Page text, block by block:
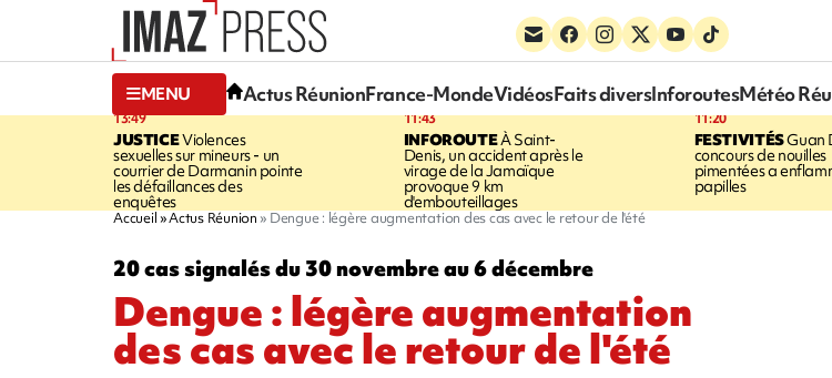
MENU Actus RéunionFrance-MondeVidéosFaits diversInforoutesMétéo
13:49
JUSTICEViolences
sexuelles sur mineurs - un
courrier de Darmanin pointe
les défaillances des
enquêtes
11:43
INFOROUTEÀ Saint-
Denis, un accident après le
virage de la Jamaïque
provoque 9 km
d'embouteillages
11:20
FESTIVITÉSGuan
concours de nouilles
pimentées a
papilles
Accueil Actus Réunion Dengue : légère augmentation des cas avec le retour de l'été
20 cas signalés du 30 novembre au 6 décembre
Dengue : légère augmentation
des cas avec le retour de l'été